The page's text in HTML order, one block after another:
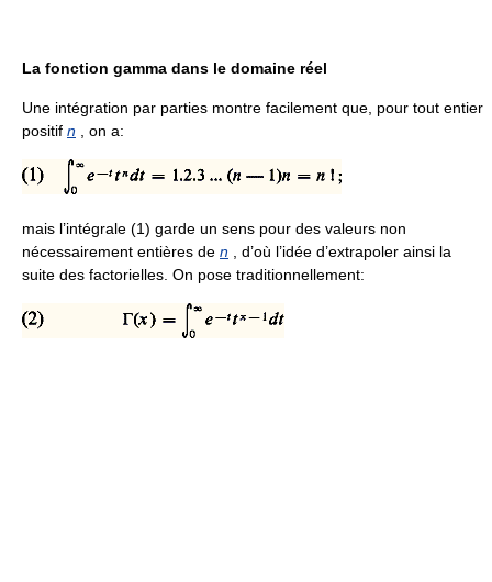
La fonction gamma dans le domaine réel
Une intégration par parties montre facilement que, pour tout entier
positif n , on a:
mais l’intégrale (1) garde un sens pour des valeurs non
nécessairement entières de n , d’où l’idée d’extrapoler ainsi la
suite des factorielles. On pose traditionnellement: